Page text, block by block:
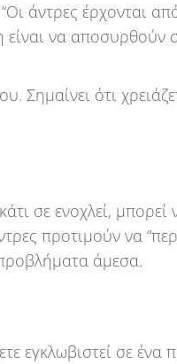
άντρες έρχονται
να αποσυρθούν
Σημαίνει ότι
σε ενοχλεί, μπορεί
προτιμούν να
άμεσα.
εγκλωβιστεί σε